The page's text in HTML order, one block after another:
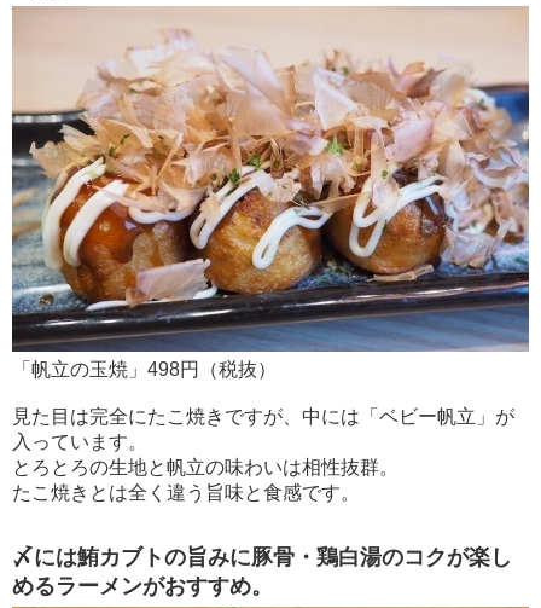
「帆立の玉焼」498円（税抜）
見た目は完全にたこ焼きですが、中には「ベビー帆立」が
入っています。
とろとろの生地と帆立の味わいは相性抜群。
たこ焼きとは全く違う旨味と食感です。
〆には鮪カブトの旨みに豚骨・鶏白湯のコクが楽し
めるラーメンがおすすめ。